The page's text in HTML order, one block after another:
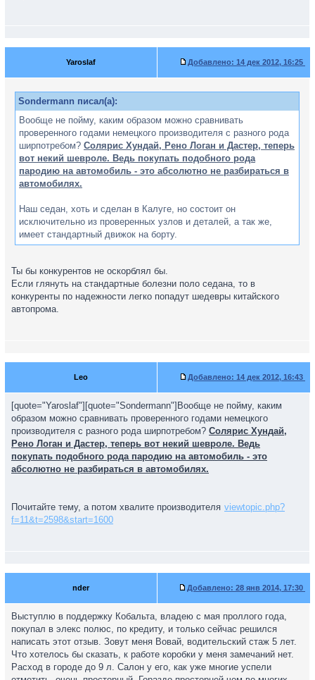
Yaroslaf Добавлено: 14 дек 2012, 16:25
Sondermann писал(а):
Вообще не пойму, каким образом можно сравнивать
проверенного годами немецкого производителя с разного рода
ширпотребом? Солярис Хундай, Рено Логан и Дастер, теперь
вот некий шевроле. Ведь покупать подобного рода
пародию на автомобиль - это абсолютно не разбираться в
автомобилях.
Наш седан, хоть и сделан в Калуге, но состоит он
исключительно из проверенных узлов и деталей, а так же,
имеет стандартный движок на борту.
Ты бы конкурентов не оскорблял бы.
Если глянуть на стандартные болезни поло седана, то в
конкуренты по надежности легко попадут шедевры китайского
автопрома.
Leo Добавлено: 14 дек 2012, 16:43
[quote="Yaroslaf"][quote="Sondermann"]Вообще не пойму, каким
образом можно сравнивать проверенного годами немецкого
производителя с разного рода ширпотребом? Солярис Хундай,
Рено Логан и Дастер, теперь вот некий шевроле. Ведь
покупать подобного рода пародию на автомобиль - это
абсолютно не разбираться в автомобилях.
Почитайте тему, а потом хвалите производителя viewtopic.php?
f=11&t=2598&start=1600
nder Добавлено: 28 янв 2014, 17:30
Выступлю в поддержку Кобальта, владею с мая проллого года,
покупал в элекс полюс, по кредиту, и только сейчас решился
написать этот отзыв. Зовут меня Вовай, водительский стаж 5 лет.
Что хотелось бы сказать, к работе коробки у меня замечаний нет.
Расход в городе до 9 л. Салон у его, как уже многие успели